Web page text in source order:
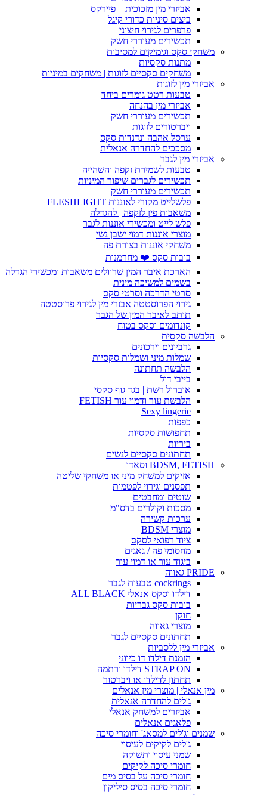
אביזרי מין מזכוכית – פיירקס
ביצים סיניות כדורי קיגל
פרפרים לגירוי חיצוני
תכשירים מעוררי חשק
משחקי סקס וגימיקים למסיבות
מתנות סקסיות
משחקים סקסיים לזוגות | משחקים במיניות
אביזרי מין לזוגות
טבעות רטט גומרים ביחד
אביזרי מין בהנחה
תכשירים מעוררי חשק
ויברטורים לזוגות
ערסל אהבה ונדנדות סקס
מסככים להחדרה אנאלית
אביזרי מין לגבר
טבעות לשמירת זקפה והשהייה
תכשירים לגברים שיפור המיניות
תכשירים מעוררי חשק
פלשלייט מקורי לאוננות FLESHLIGHT
משאבות פין לזקפה | להגדלה
פלש לייט ומכשירי אוננות לגבר
מוצרי אוננות דמוי ישבן נשי
משחקי אוננות בצורת פה
בובות סקס ❤️ מחרמנות
הארכת איבר המין שרוולים משאבות ומכשירי הגדלה
בשמים למשיכה מינית
סרטי הדרכה וסרטי סקס
גירוי הפרוסטטה אבזרי מין לגירוי פרוסטטה
תותב לאיבר המין של הגבר
קונדומים וסקס בטוח
הלבשה סקסית
גרביונים וירכונים
שמלות מיני ושמלות סקסיות
הלבשה תחתונה
בייבי דול
אוברול רשת | בגד גוף סקסי
הלבשת עור ודמוי עור FETISH
Sexy lingerie
כפפות
תחפושות סקסיות
ביריות
תחתונים סקסיים לנשים
BDSM, FETISH וסאדו
אזיקים למשחק מיני או משחקי שליטה
תפסנים וגירוי לפטמות
שוטים ומחבטים
מסכות וקולרים בדס"מ
ערכות קשירה
מוצרי BDSM
ציוד רפואי לסקס
מחסומי פה / גאגים
ביגוד עור או דמוי עור
PRIDE גאווה
cockrings טבעות לגבר
דילדו וסקס אנאלי ALL BLACK
בובות סקס גבריות
חוקן
מוצרי גאווה
תחתונים סקסיים לגבר
אביזרי מין ללסביות
הזמנת דילדו דו כיווני
STRAP ON דילדו ורתמה
תחתון לדילדו או ויברטור
מין אנאלי | מוצרי מין אנאלים
ג'לים להחדרה אנאלית
אביזרים למשחק אנאלי
פלאגים אנאלים
שמנים וג'לים למסאג' וחומרי סיכה
ג'לים לקיקים לעיסוי
שמני עיסוי ותשוקה
חומרי סיכה לקיקים
חומרי סיכה על בסיס מים
חומרי סיכה בסיס סיליקון